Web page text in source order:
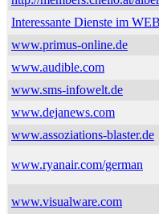
Interessante Dienste im WEB
www.primus-online.de
www.audible.com
www.sms-infowelt.de
www.dejanews.com
www.assoziations-blaster.de
www.ryanair.com/german
www.visualware.com